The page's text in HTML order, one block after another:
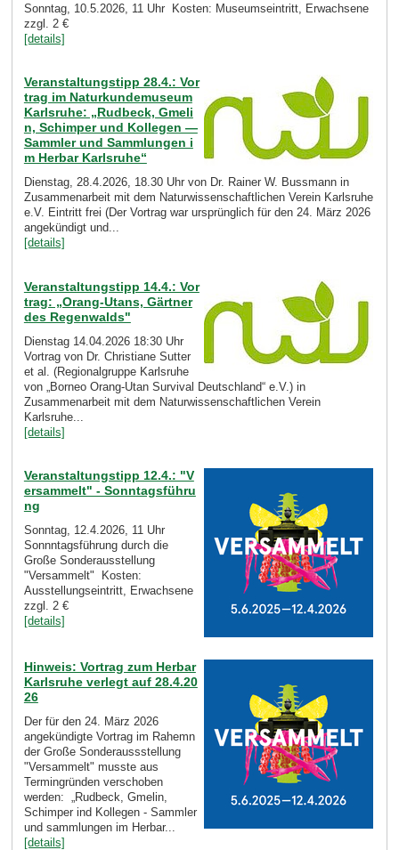
Sonntag, 10.5.2026, 11 Uhr Kosten: Museumseintritt, Erwachsene
zzgl. 2 €
[details]
Veranstaltungstipp 28.4.: Vor
trag im Naturkundemuseum
Karlsruhe: „Rudbeck, Gmeli
n, Schimper und Kollegen —
Sammler und Sammlungen i
m Herbar Karlsruhe“
Dienstag, 28.4.2026, 18.30 Uhr von Dr. Rainer W. Bussmann in
Zusammenarbeit mit dem Naturwissenschaftlichen Verein Karlsruhe
e.V. Eintritt frei (Der Vortrag war ursprünglich für den 24. März 2026
angekündigt und...
[details]
Veranstaltungstipp 14.4.: Vor
trag: „Orang-Utans, Gärtner
des Regenwalds"
Dienstag 14.04.2026 18:30 Uhr
Vortrag von Dr. Christiane Sutter
et al. (Regionalgruppe Karlsruhe
von „Borneo Orang-Utan Survival Deutschland“ e.V.) in
Zusammenarbeit mit dem Naturwissenschaftlichen Verein
Karlsruhe...
[details]
Veranstaltungstipp 12.4.: "V
ersammelt" - Sonntagsführu
ng
Sonntag, 12.4.2026, 11 Uhr
Sonnntagsführung durch die
Große Sonderausstellung
"Versammelt" Kosten:
Ausstellungseintritt, Erwachsene
zzgl. 2 €
[details]
Hinweis: Vortrag zum Herbar
Karlsruhe verlegt auf 28.4.20
26
Der für den 24. März 2026
angekündigte Vortrag im Rahemn
der Große Sonderaussstellung
"Versammelt" musste aus
Termingründen verschoben
werden: „Rudbeck, Gmelin,
Schimper ind Kollegen - Sammler
und sammlungen im Herbar...
[details]